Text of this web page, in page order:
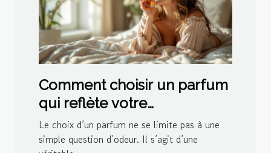
Comment choisir un parfum
qui reflète votre
personnalité?
Le choix d’un parfum ne se limite pas à une
simple question d’odeur. Il s’agit d’une